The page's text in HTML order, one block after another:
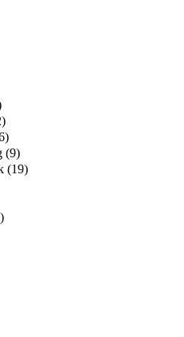
(9)
(19)